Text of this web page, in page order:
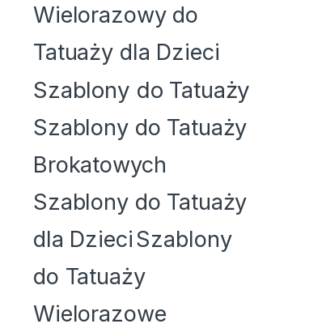
Wielorazowy do
Tatuaży dla Dzieci
Szablony do Tatuaży
Szablony do Tatuaży
Brokatowych
Szablony do Tatuaży
dla DzieciSzablony
do Tatuaży
Wielorazowe